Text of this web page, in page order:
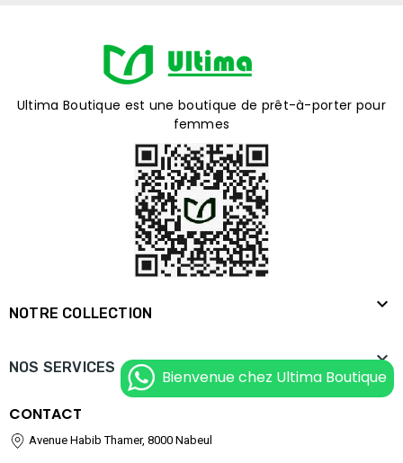
Ultima Boutique est une boutique de prêt-à-porter pour
femmes
NOTRE COLLECTION 
NOS SERVICES 
CONTACT
Avenue Habib Thamer, 8000 Nabeul
Bienvenue chez Ultima Boutique